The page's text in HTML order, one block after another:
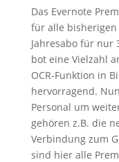
Das Evernote
für alle bisherigen
Jahresabo für nur
bot eine Vielzahl
OCR-Funktion in
hervorragend.
Personal um
gehören z.B. die
Verbindung zum
sind hier alle